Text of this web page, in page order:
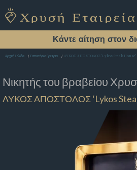
Κάντε αίτηση στον
Αρχική Σελίδα Εστιατόριο Ερετρια ΛΥΚΟΣ ΑΠΟΣΤΟΛΟΣ ‘Lykos Steak House’
Νικητής του βραβείου
ΛΥΚΟΣ ΑΠΟΣΤΟΛΟΣ ‘Lykos